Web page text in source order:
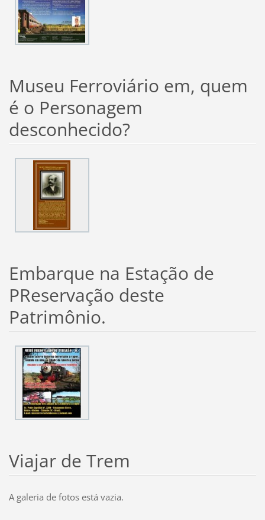
Museu Ferroviário em, quem
é o Personagem
desconhecido?
Embarque na Estação de
PReservação deste
Patrimônio.
Viajar de Trem
A galeria de fotos está vazia.